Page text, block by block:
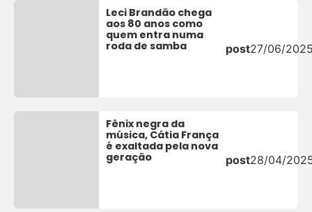
Leci Brandão chega
aos 80 anos como
quem entra numa
roda de samba
post27/06/
Fênix negra da
música, Cátia França
é exaltada pela nova
geração
post28/04/